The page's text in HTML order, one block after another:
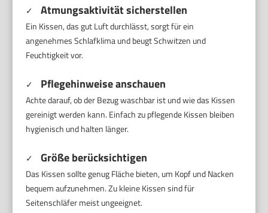
✓ Atmungsaktivität sicherstellen
Ein Kissen, das gut Luft durchlässt, sorgt für ein
angenehmes Schlafklima und beugt Schwitzen und
Feuchtigkeit vor.
✓ Pflegehinweise anschauen
Achte darauf, ob der Bezug waschbar ist und wie das Kissen
gereinigt werden kann. Einfach zu pflegende Kissen bleiben
hygienisch und halten länger.
✓ Größe berücksichtigen
Das Kissen sollte genug Fläche bieten, um Kopf und Nacken
bequem aufzunehmen. Zu kleine Kissen sind für
Seitenschläfer meist ungeeignet.